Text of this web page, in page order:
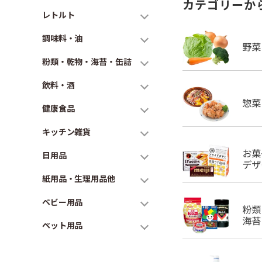
レトルト
調味料・油
粉類・乾物・海苔・缶詰
飲料・酒
健康食品
キッチン雑貨
日用品
紙用品・生理用品他
ベビー用品
ペット用品
カテゴリーか